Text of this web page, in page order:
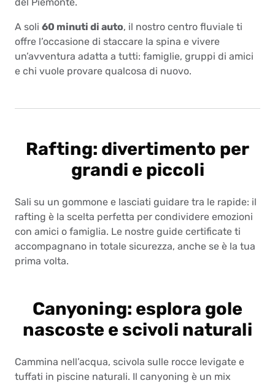
A soli 60 minuti di auto, il nostro centro fluviale ti
offre l’occasione di staccare la spina e vivere
un’avventura adatta a tutti: famiglie, gruppi di amici
e chi vuole provare qualcosa di nuovo.
Rafting: divertimento per
grandi e piccoli
Sali su un gommone e lasciati guidare tra le rapide: il
rafting è la scelta perfetta per condividere emozioni
con amici o famiglia. Le nostre guide certificate ti
accompagnano in totale sicurezza, anche se è la tua
prima volta.
Canyoning: esplora gole
nascoste e scivoli naturali
Cammina nell’acqua, scivola sulle rocce levigate e
tuffati in piscine naturali. Il canyoning è un mix